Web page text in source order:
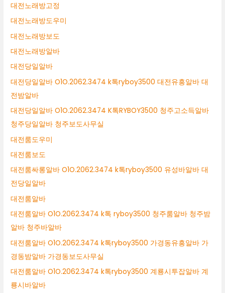
대전노래방고정
대전노래방도우미
대전노래방보도
대전노래방알바
대전당일알바
대전당일알바 O1O.2062.3474 k톡ryboy3500 대전유흥알바 대
전밤알바
대전당일알바 O1O.2062.3474 K톡RYBOY3500 청주고소득알바
청주당일알바 청주보도사무실
대전룸도우미
대전룸보도
대전룸싸롱알바 O1O.2062.3474 k톡ryboy3500 유성바알바 대
전당일알바
대전룸알바
대전룸알바 O1O.2062.3474 k톡 ryboy3500 청주룸알바 청주밤
알바 청주바알바
대전룸알바 O1O.2062.3474 k톡ryboy3500 가경동유흥알바 가
경동밤알바 가경동보도사무실
대전룸알바 O1O.2062.3474 k톡ryboy3500 계룡시투잡알바 계
룡시바알바